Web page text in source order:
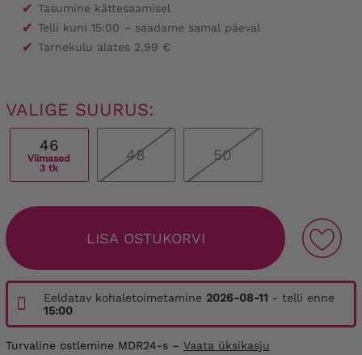
✔ Tasumine kättesaamisel
✔ Telli kuni 15:00 – saadame samal päeval
✔ Tarnekulu alates 2,99 €
VALIGE SUURUS:
46
Viimased
3 tk
48 50
LISA OSTUKORVI
Eeldatav kohaletoimetamine 2026-08-11 - telli enne
15:00
Turvaline ostlemine MDR24-s – Vaata üksikasju